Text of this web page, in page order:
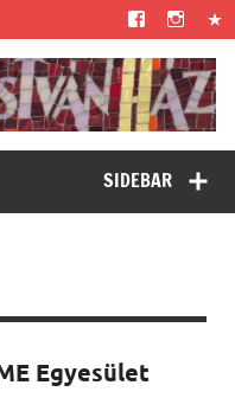
István Ház
– London
otthona –
SIDEBAR
Egyesület